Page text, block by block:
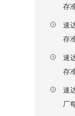
存
速
存
速
存
速
厂